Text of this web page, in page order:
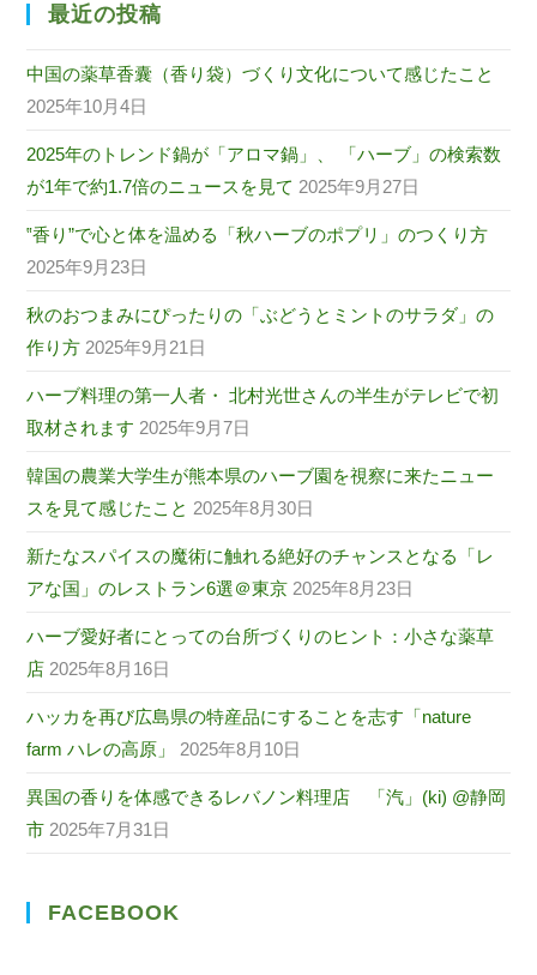
最近の投稿
中国の薬草香囊（香り袋）づくり文化について感じたこと
2025年10月4日
2025年のトレンド鍋が「アロマ鍋」、 「ハーブ」の検索数
が1年で約1.7倍のニュースを見て 2025年9月27日
‟香り”で心と体を温める「秋ハーブのポプリ」のつくり方
2025年9月23日
秋のおつまみにぴったりの「ぶどうとミントのサラダ」の
作り方 2025年9月21日
ハーブ料理の第一人者・ 北村光世さんの半生がテレビで初
取材されます 2025年9月7日
韓国の農業大学生が熊本県のハーブ園を視察に来たニュー
スを見て感じたこと 2025年8月30日
新たなスパイスの魔術に触れる絶好のチャンスとなる「レ
アな国」のレストラン6選＠東京 2025年8月23日
ハーブ愛好者にとっての台所づくりのヒント：小さな薬草
店 2025年8月16日
ハッカを再び広島県の特産品にすることを志す「nature
farm ハレの高原」
2025年8月10日
異国の香りを体感できるレバノン料理店 「汽」(ki) @静岡
市 2025年7月31日
FACEBOOK